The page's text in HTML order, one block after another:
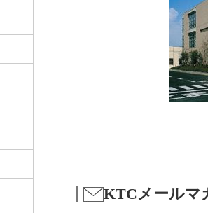
KTCメールマ